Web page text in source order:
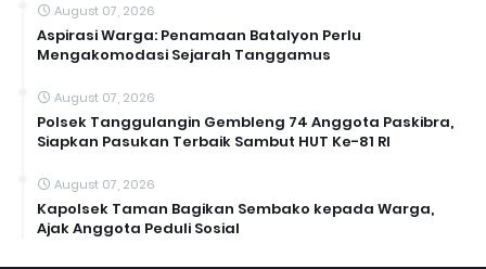
August 07, 2026
Aspirasi Warga: Penamaan Batalyon Perlu
Mengakomodasi Sejarah Tanggamus
August 07, 2026
Polsek Tanggulangin Gembleng 74 Anggota Paskibra,
Siapkan Pasukan Terbaik Sambut HUT Ke-81 RI
August 07, 2026
Kapolsek Taman Bagikan Sembako kepada Warga,
Ajak Anggota Peduli Sosial